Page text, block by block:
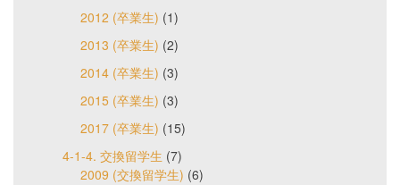
2012 (卒業生) (1)
2013 (卒業生) (2)
2014 (卒業生) (3)
2015 (卒業生) (3)
2017 (卒業生) (15)
4-1-4. 交換留学生 (7)
2009 (交換留学生) (6)